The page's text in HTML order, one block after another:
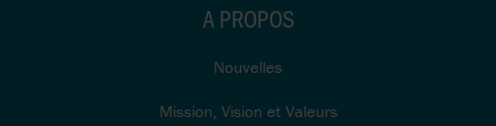
A PROPOS
Nouvelles
Mission, Vision et Valeurs